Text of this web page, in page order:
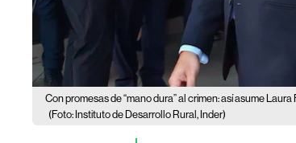
Con promesas de “mano dura” al crimen: así asume
(Foto: Instituto de Desarrollo Rural, Inder)